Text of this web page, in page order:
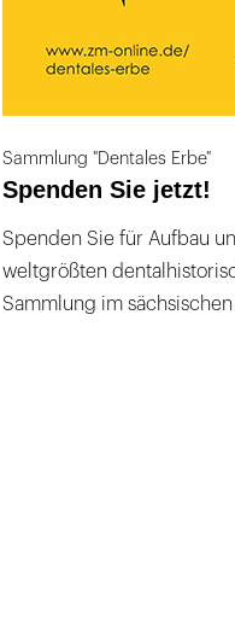
Sammlung "Dentales Erbe"
Spenden Sie jetzt!
Spenden Sie für Aufbau
weltgrößten
Sammlung im sächsischen